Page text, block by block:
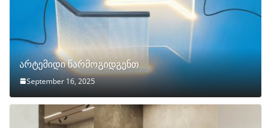
არტემიდი წარმოგიდგენთ
September 16, 2025